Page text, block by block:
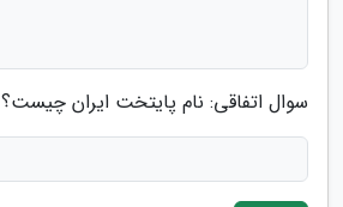
سوال اتفاقی: نام پایتخت ایران چیست؟